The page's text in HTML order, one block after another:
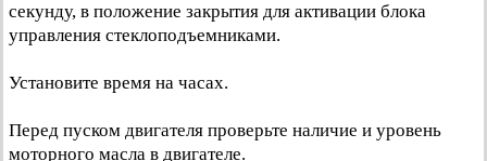
секунду, в положение закрытия для активации блока
управления стеклоподъемниками.
Установите время на часах.
Перед пуском двигателя проверьте наличие и уровень
моторного масла в двигателе.